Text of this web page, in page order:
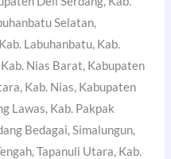
Selatan,
Labuhanbatu, Kab.
Nias Barat, Kabupaten
Kab. Nias, Kabupaten
Lawas, Kab. Pakpak
Bedagai, Simalungun,
Tapanuli Utara, Kab.